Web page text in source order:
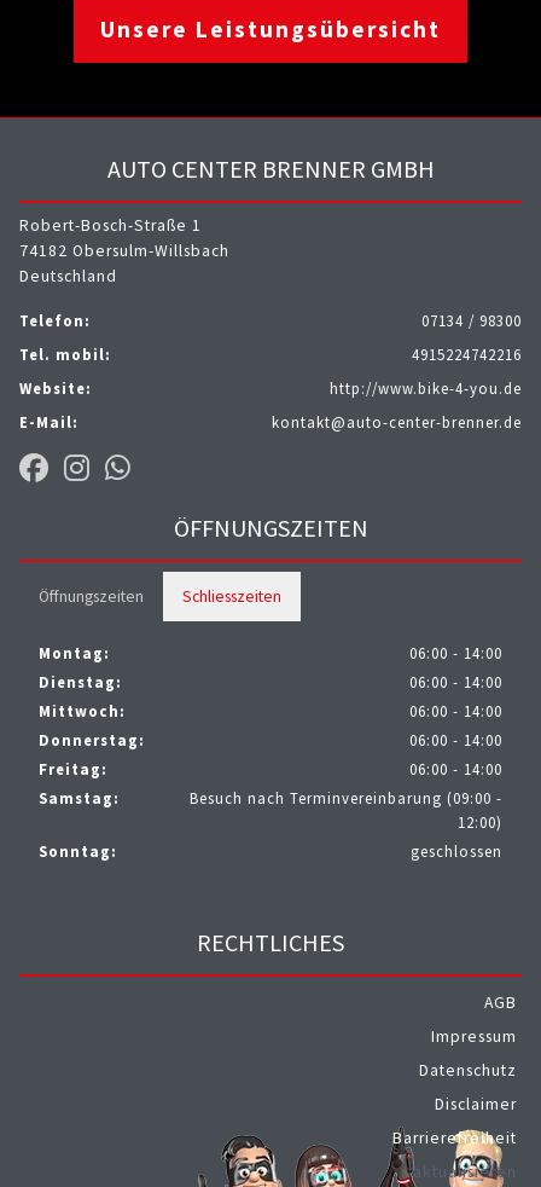
Unsere Leistungsübersicht
AUTO CENTER BRENNER GMBH
Robert-Bosch-Straße 1
74182 Obersulm-Willsbach
Deutschland
Telefon:
07134 / 98300
Tel. mobil:
4915224742216
Website:
http://www.bike-4-you.de
E-Mail:
kontakt@auto-center-brenner.de
ÖFFNUNGSZEITEN
Öffnungszeiten Schliesszeiten
Montag:
06:00 - 14:00
Dienstag:
06:00 - 14:00
Mittwoch:
06:00 - 14:00
Donnerstag:
06:00 - 14:00
Freitag:
06:00 - 14:00
Samstag:
Besuch nach Terminvereinbarung (09:00 -
12:00)
Sonntag:
geschlossen
RECHTLICHES
AGB
Impressum
Datenschutz
Disclaimer
Barrierefreiheit
aktualisieren